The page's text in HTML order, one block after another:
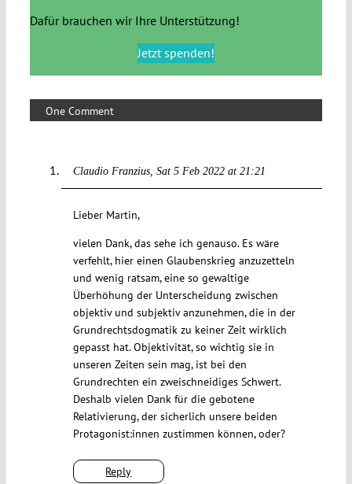
Dafür brauchen wir Ihre Unterstützung!
Jetzt spenden!
One Comment
Claudio Franzius Sat 5 Feb 2022 at 21:21
Reply
Lieber Martin,
vielen Dank, das sehe ich genauso. Es wäre
verfehlt, hier einen Glaubenskrieg anzuzetteln
und wenig ratsam, eine so gewaltige
Überhöhung der Unterscheidung zwischen
objektiv und subjektiv anzunehmen, die in der
Grundrechtsdogmatik zu keiner Zeit wirklich
gepasst hat. Objektivität, so wichtig sie in
unseren Zeiten sein mag, ist bei den
Grundrechten ein zweischneidiges Schwert.
Deshalb vielen Dank für die gebotene
Relativierung, der sicherlich unsere beiden
Protagonist:innen zustimmen können, oder?